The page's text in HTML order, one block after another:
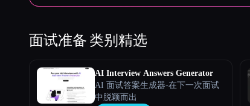
面试准备类别精选
AI Interview Answers Generator
AI 面试答案生成器-在下一次面试
中脱颖而出